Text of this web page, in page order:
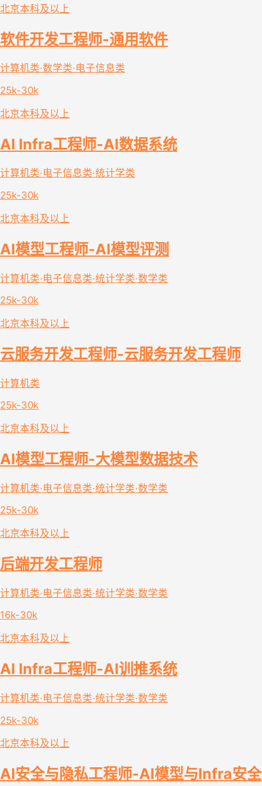
北京本科及以上
软件开发工程师-通用软件
计算机类·数学类·电子信息类
25k-30k
北京本科及以上
AI Infra工程师-AI数据系统
计算机类·电子信息类·统计学类
25k-30k
北京本科及以上
AI模型工程师-AI模型评测
计算机类·电子信息类·统计学类·数学类
25k-30k
北京本科及以上
云服务开发工程师-云服务开发工程师
计算机类
25k-30k
北京本科及以上
AI模型工程师-大模型数据技术
计算机类·电子信息类·统计学类·数学类
25k-30k
北京本科及以上
后端开发工程师
计算机类·电子信息类·统计学类·数学类
16k-30k
北京本科及以上
AI Infra工程师-AI训推系统
计算机类·电子信息类·统计学类·数学类
25k-30k
北京本科及以上
AI安全与隐私工程师-AI模型与Infra安全